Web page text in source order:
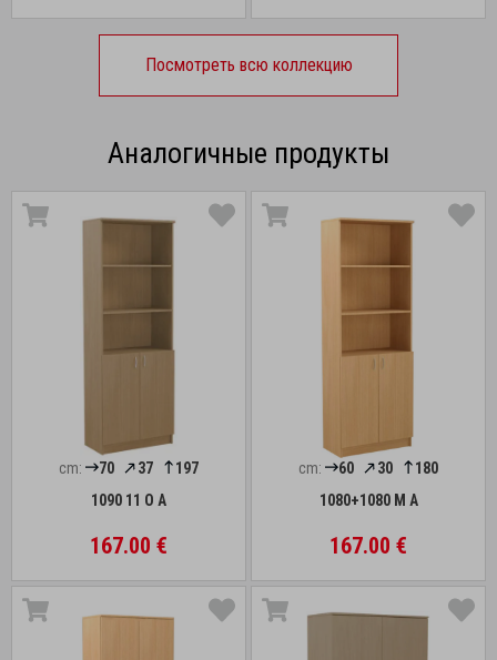
Посмотреть всю коллекцию
Аналогичные продукты
cm: 70 37
197
1090 11 O A
167.00 €
cm: 60 30
180
1080+1080 M A
167.00 €